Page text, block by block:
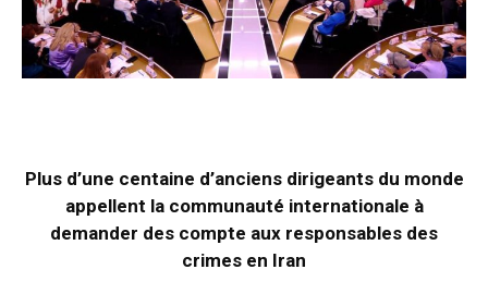
Plus d’une centaine d’anciens dirigeants du monde
appellent la communauté internationale à
demander des compte aux responsables des
crimes en Iran